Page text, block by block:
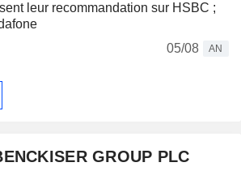
leur recommandation sur HSBC ;
05/08
AN
GROUP PLC